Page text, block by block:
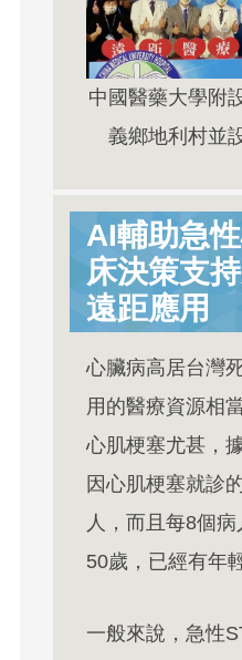
中國醫藥大學附
義鄉地利村並
AI輔助急
床決策支
遠距應用
心臟病高居台灣
用的醫療資源相
心肌梗塞尤甚，
因心肌梗塞就診
人，而且每8個
50歲，已經有年
一般來說，急性